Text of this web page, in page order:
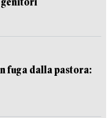
fuga dalla pastora: